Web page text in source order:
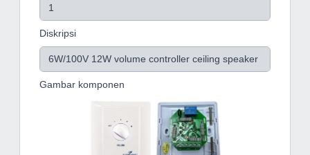
Diskripsi
Gambar komponen